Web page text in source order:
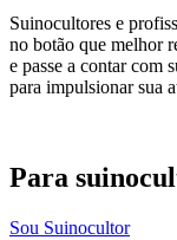
Suinocultores e
no botão que melhor
e passe a contar com
para impulsionar sua
Para
Sou Suinocultor